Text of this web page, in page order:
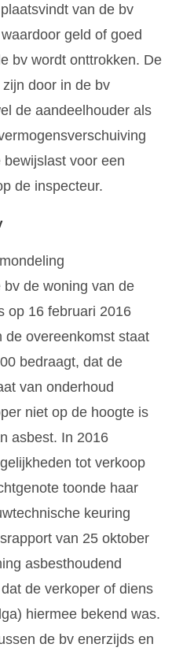
van de bv
geld of goed
bv wordt onttrokken. De
door in de bv
de aandeelhouder als
voor een
de inspecteur.
de woning van de
op 16 februari 2016
de overeenkomst staat
bedraagt, dat de
van onderhoud
niet op de hoogte is
asbest. In 2016
tot verkoop
toonde haar
keuring
van 25 oktober
asbesthoudend
de verkoper of diens
hiermee bekend was.
de bv enerzijds en